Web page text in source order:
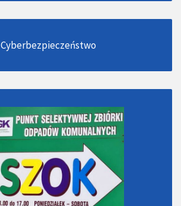
Cyberbezpieczeństwo